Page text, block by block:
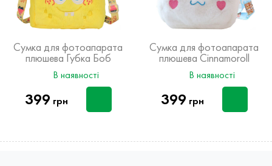
Сумка для фотоапарата
плюшева Губка Боб
В наявності
399 грн
Сумка для фотоапарата
плюшева Cinnamoroll
В наявності
399 грн